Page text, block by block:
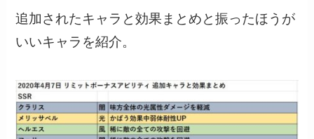
追加されたキャラと効果まとめと振ったほうが
いいキャラを紹介。